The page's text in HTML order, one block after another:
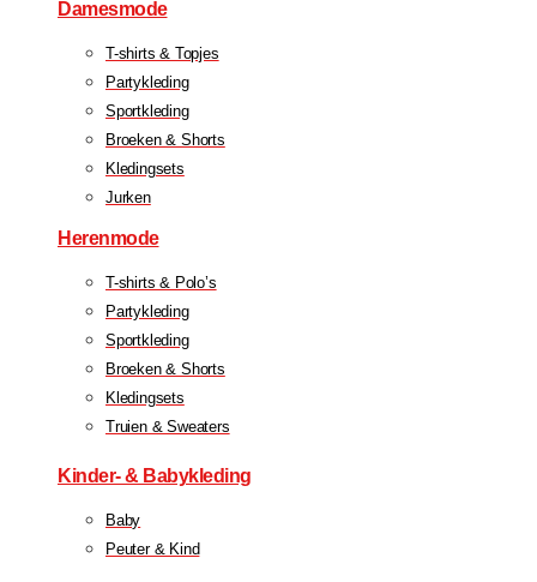
Damesmode
T-shirts & Topjes
Partykleding
Sportkleding
Broeken & Shorts
Kledingsets
Jurken
Herenmode
T-shirts & Polo’s
Partykleding
Sportkleding
Broeken & Shorts
Kledingsets
Truien & Sweaters
Kinder- & Babykleding
Baby
Peuter & Kind